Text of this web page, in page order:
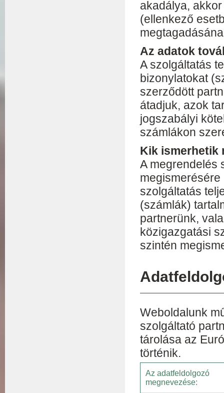
akadálya,
(ellenkező
Az adatok
A szolgáltatás
bizonylatokat
szerződött
átadjuk, azok
jogszabályi
számlákon
Kik ismerhetik
A megrendelés
szolgáltatás
(számlák)
partnerünk,
közigazgatási
szintén
Weboldalunk
szolgáltató
tárolása az
történik.
Az adatfeldolgozó
megnevezése: